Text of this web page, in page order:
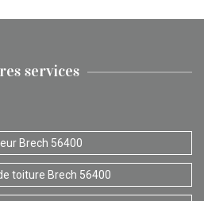
services
Brech 56400
toiture Brech 56400